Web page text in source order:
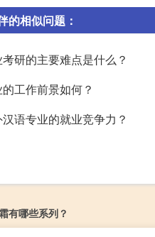
的相似问题：
研的主要难点是什么？
工作前景如何？
语专业的就业竞争力？
有哪些系列？